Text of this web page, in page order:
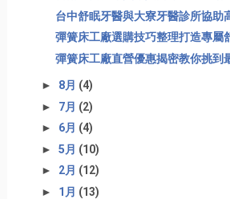
台中舒眠牙醫與大寮牙醫診所協助
彈簧床工廠選購技巧整理打造專屬
彈簧床工廠直營優惠揭密教你挑到
► 8月 (4)
► 7月 (2)
► 6月 (4)
► 5月 (10)
► 2月 (12)
► 1月 (13)